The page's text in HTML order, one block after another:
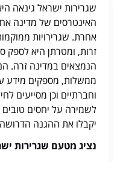
שגרירות ישראל גינאה
האינטרסים של מדינה
אחרת. שגרירויות
זרות, ומטרתן היא לספק
הנמצאים במדינה זרה.
ממשלות, מספקים מידע
וחברתיים וכן מסייעים
לשמירה על יחסים טובים
יקבלו את ההגנה
נציג מטעם שגרירות